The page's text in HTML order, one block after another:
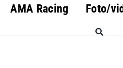
AMA Racing Foto/